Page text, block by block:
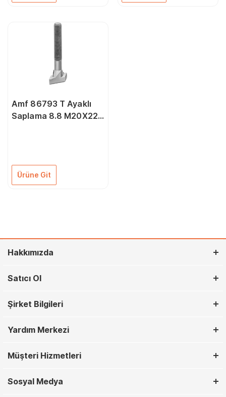
Amf 86793 T Ayaklı
Saplama 8.8 M20X22X
Ürüne Git
Hakkımızda
Satıcı Ol
Şirket Bilgileri
Yardım Merkezi
Müşteri Hizmetleri
Sosyal Medya